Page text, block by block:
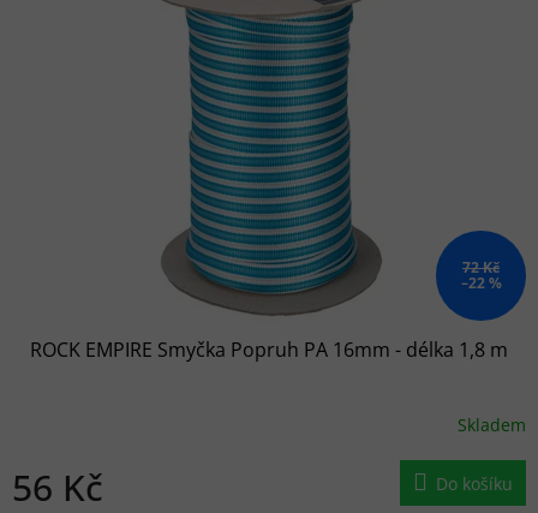
72 Kč
–22 %
ROCK EMPIRE Smyčka Popruh PA 16mm - délka 1,8 m
Skladem
56 Kč Do košíku